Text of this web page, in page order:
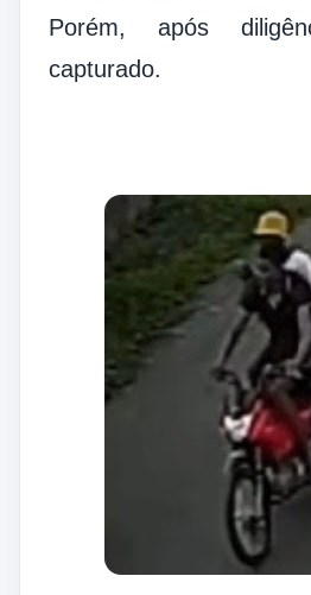
Porém, após
capturado.